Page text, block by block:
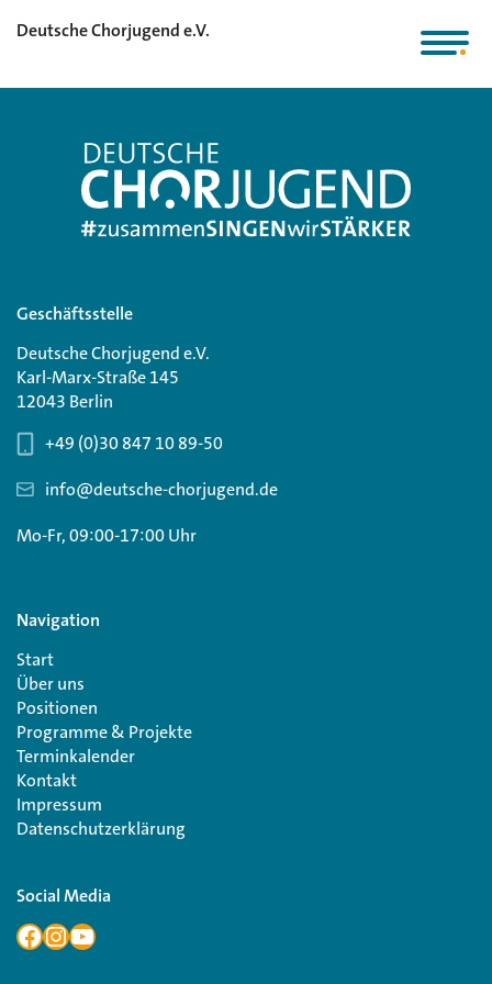
Deutsche Chorjugend e.V.
Geschäftsstelle
Deutsche Chorjugend e.V.
Karl-Marx-Straße 145
12043 Berlin
+49 (0)30 847 10 89-50
info@deutsche-chorjugend.de
Mo-Fr, 09:00-17:00 Uhr
Navigation
Start
Über uns
Positionen
Programme & Projekte
Terminkalender
Kontakt
Impressum
Datenschutzerklärung
Social Media